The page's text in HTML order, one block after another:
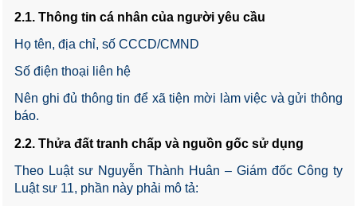
2.1. Thông tin cá nhân của người yêu cầu
Họ tên, địa chỉ, số CCCD/CMND
Số điện thoại liên hệ
Nên ghi đủ thông tin để xã tiện mời làm việc và gửi thông
báo.
2.2. Thửa đất tranh chấp và nguồn gốc sử dụng
Theo Luật sư Nguyễn Thành Huân – Giám đốc Công ty
Luật sư 11, phần này phải mô tả: